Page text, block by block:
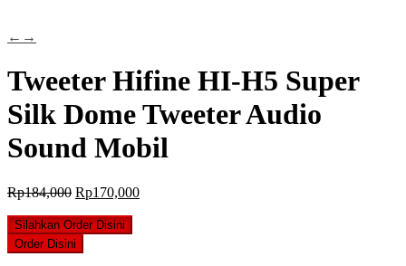
← →
Tweeter Hifine HI-H5 Super
Silk Dome Tweeter Audio
Sound Mobil
Rp184,000 Original
was:
Rp184,000.
Rp170,000Current
Silahkan Order Disini
Order Disini